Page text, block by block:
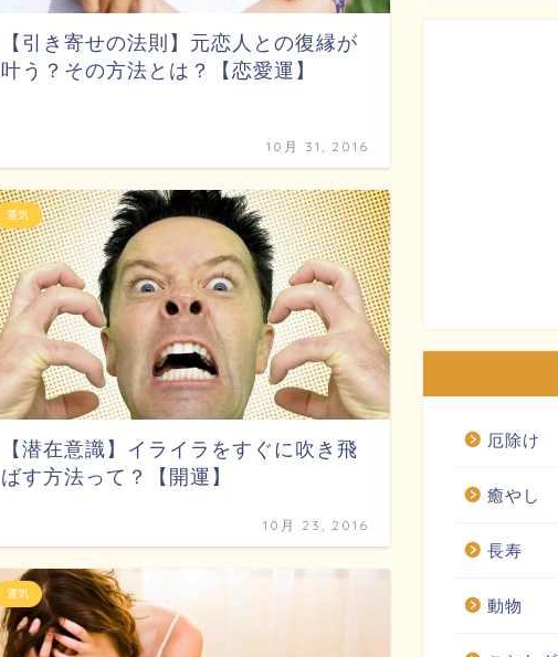
【引き寄せの法則】元恋人との復縁が
叶う？その方法とは？【恋愛運】
10月 31, 2016
運気
【潜在意識】イライラをすぐに吹き飛
ばす方法って？【開運】
10月 23, 2016
運気
厄除け
癒やし
長寿
動物